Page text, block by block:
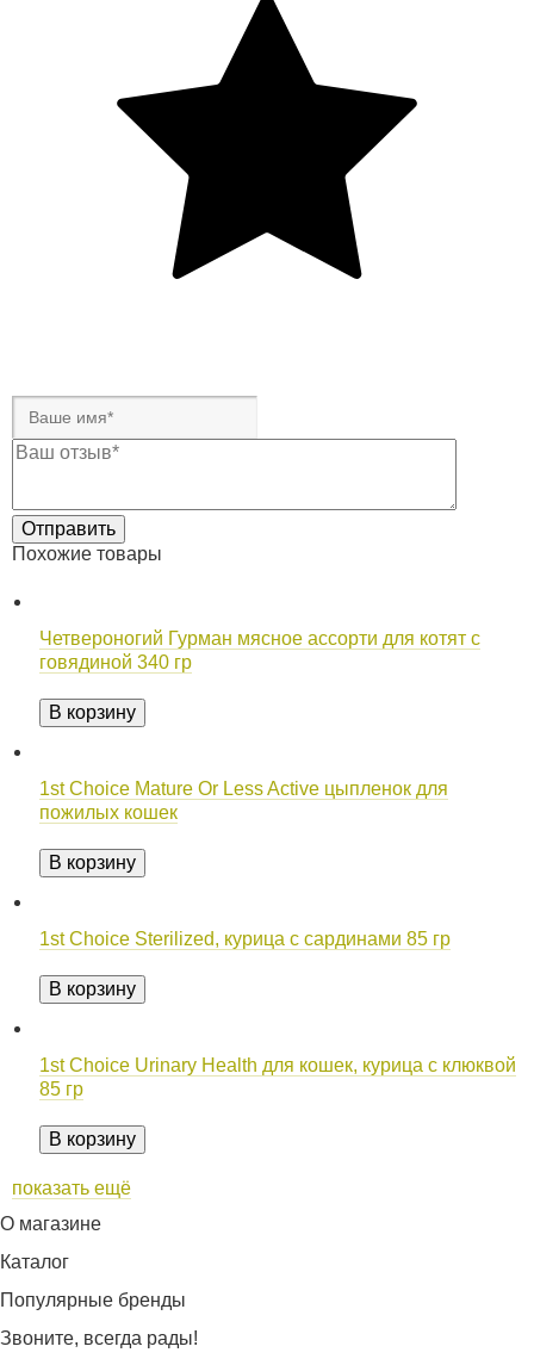
Похожие товары
Четвероногий Гурман мясное ассорти для котят с
говядиной 340 гр
В корзину
1st Choice Mature Or Less Active цыпленок для
пожилых кошек
В корзину
1st Choice Sterilized, курица с сардинами 85 гр
В корзину
1st Choice Urinary Health для кошек, курица с клюквой
85 гр
В корзину
показать ещё
О магазине
Каталог
Популярные бренды
Звоните, всегда рады!